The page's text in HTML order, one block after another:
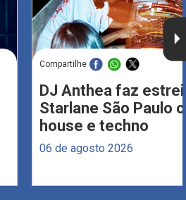
Compartilhe
DJ Anthea faz
Starlane São Paulo
house e techno
06 de agosto 2026